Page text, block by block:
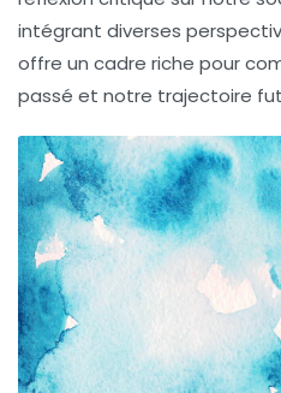
intégrant diverses
offre un cadre riche pour
passé et notre trajectoire